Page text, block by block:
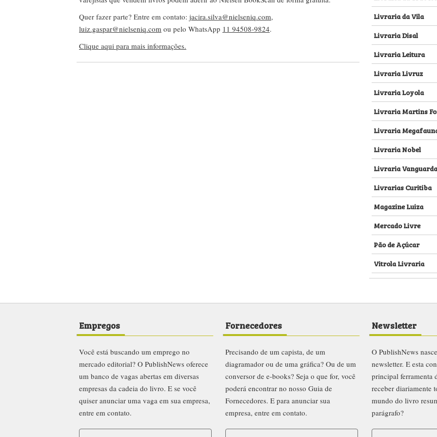
Quer fazer parte? Entre em contato: jacira.silva@nielseniq.com,
luiz.gaspar@nielseniq.com ou pelo WhatsApp 11 94508-9824.
Clique aqui para mais informações.
Livraria da Vila
Livraria Disal
Livraria Leitura
Livraria Livruz
Livraria Loyola
Livraria Martins
Livraria
Livraria Nobel
Livraria Vanguarda
Livrarias Curitiba
Magazine Luiza
Mercado Livre
Pão de Açúcar
Vitrola Livraria
Empregos
Você está buscando um emprego no
mercado editorial? O PublishNews oferece
um banco de vagas abertas em diversas
empresas da cadeia do livro. E se você
quiser anunciar uma vaga em sua empresa,
entre em contato.
Fornecedores
Precisando de um capista, de um
diagramador ou de uma gráfica? Ou de um
conversor de e-books? Seja o que for, você
poderá encontrar no nosso Guia de
Fornecedores. E para anunciar sua
empresa, entre em contato.
Newsletter
O PublishNews
newsletter. E esta
principal ferramenta
receber diariamente
mundo do livro
parágrafo?